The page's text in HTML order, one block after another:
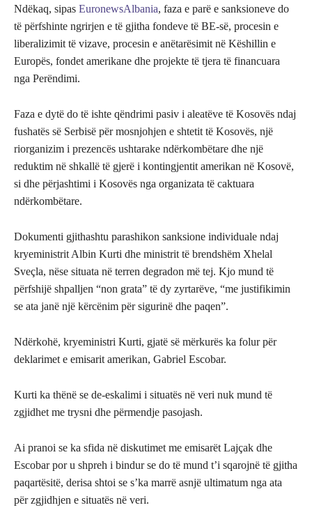
Ndëkaq, sipas EuronewsAlbania, faza e parë e sanksioneve do
të përfshinte ngrirjen e të gjitha fondeve të BE-së, procesin e
liberalizimit të vizave, procesin e anëtarësimit në Këshillin e
Europës, fondet amerikane dhe projekte të tjera të financuara
nga Perëndimi.
Faza e dytë do të ishte qëndrimi pasiv i aleatëve të Kosovës ndaj
fushatës së Serbisë për mosnjohjen e shtetit të Kosovës, një
riorganizim i prezencës ushtarake ndërkombëtare dhe një
reduktim në shkallë të gjerë i kontingjentit amerikan në Kosovë,
si dhe përjashtimi i Kosovës nga organizata të caktuara
ndërkombëtare.
Dokumenti gjithashtu parashikon sanksione individuale ndaj
kryeministrit Albin Kurti dhe ministrit të brendshëm Xhelal
Sveçla, nëse situata në terren degradon më tej. Kjo mund të
përfshijë shpalljen “non grata” të dy zyrtarëve, “me justifikimin
se ata janë një kërcënim për sigurinë dhe paqen”.
Ndërkohë, kryeministri Kurti, gjatë së mërkurës ka folur për
deklarimet e emisarit amerikan, Gabriel Escobar.
Kurti ka thënë se de-eskalimi i situatës në veri nuk mund të
zgjidhet me trysni dhe përmendje pasojash.
Ai pranoi se ka sfida në diskutimet me emisarët Lajçak dhe
Escobar por u shpreh i bindur se do të mund t’i sqarojnë të gjitha
paqartësitë, derisa shtoi se s’ka marrë asnjë ultimatum nga ata
për zgjidhjen e situatës në veri.